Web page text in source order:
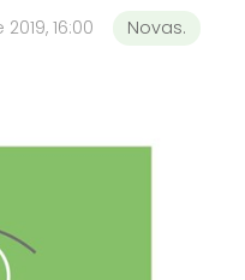
16:00 Novas.